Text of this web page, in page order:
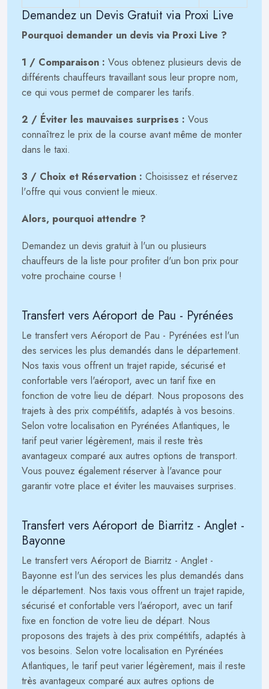
Demandez un Devis Gratuit via Proxi Live
Pourquoi demander un devis via Proxi Live ?
1 / Comparaison : Vous obtenez plusieurs devis de
différents chauffeurs travaillant sous leur propre nom,
ce qui vous permet de comparer les tarifs.
2 / Éviter les mauvaises surprises : Vous
connaîtrez le prix de la course avant même de monter
dans le taxi.
3 / Choix et Réservation : Choisissez et réservez
l'offre qui vous convient le mieux.
Alors, pourquoi attendre ?
Demandez un devis gratuit à l'un ou plusieurs
chauffeurs de la liste pour profiter d'un bon prix pour
votre prochaine course !
Transfert vers Aéroport de Pau - Pyrénées
Le transfert vers Aéroport de Pau - Pyrénées est l'un
des services les plus demandés dans le département.
Nos taxis vous offrent un trajet rapide, sécurisé et
confortable vers l'aéroport, avec un tarif fixe en
fonction de votre lieu de départ. Nous proposons des
trajets à des prix compétitifs, adaptés à vos besoins.
Selon votre localisation en Pyrénées Atlantiques, le
tarif peut varier légèrement, mais il reste très
avantageux comparé aux autres options de transport.
Vous pouvez également réserver à l'avance pour
garantir votre place et éviter les mauvaises surprises.
Transfert vers Aéroport de Biarritz - Anglet -
Bayonne
Le transfert vers Aéroport de Biarritz - Anglet -
Bayonne est l'un des services les plus demandés dans
le département. Nos taxis vous offrent un trajet rapide,
sécurisé et confortable vers l'aéroport, avec un tarif
fixe en fonction de votre lieu de départ. Nous
proposons des trajets à des prix compétitifs, adaptés à
vos besoins. Selon votre localisation en Pyrénées
Atlantiques, le tarif peut varier légèrement, mais il reste
très avantageux comparé aux autres options de